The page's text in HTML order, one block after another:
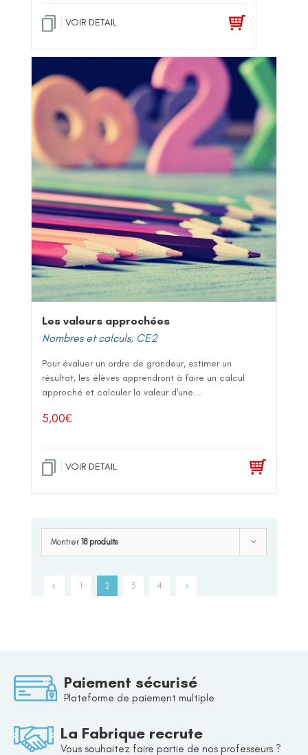
VOIR DETAIL
Les valeurs approchées
Nombres et calculs, CE2
Pour évaluer un ordre de grandeur, estimer un
résultat, les élèves apprendront à faire un calcul
approché et calculer la valeur d'une...
5,00€
VOIR DETAIL
Montrer 18 produits
1 2 3 4
Paiement sécurisé
Plateforme de paiement multiple
La Fabrique recrute
Vous souhaitez faire partie de nos professeurs ?